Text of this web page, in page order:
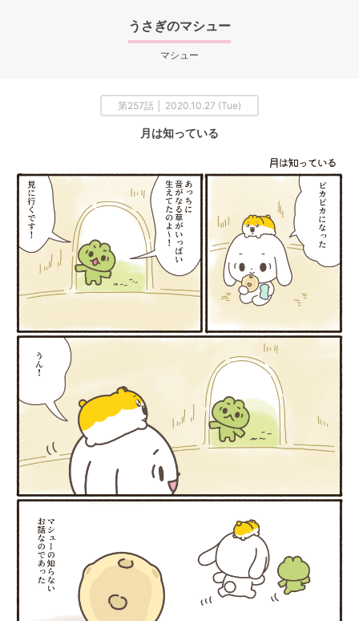
うさぎのマシュー
マシュー
第257話 │ 2020.10.27 (Tue)
月は知っている